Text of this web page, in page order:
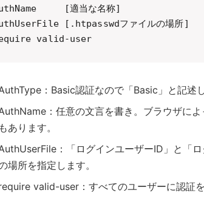
[適当な名称]
[.htpasswdファイルの場所]
valid-user
：Basic認証なので「Basic」と記述し
：任意の文言を書き。ブラウザに
もあります。
：「ログインユーザーID」と「
場所を指定します。
valid-user：すべてのユーザーに認証を